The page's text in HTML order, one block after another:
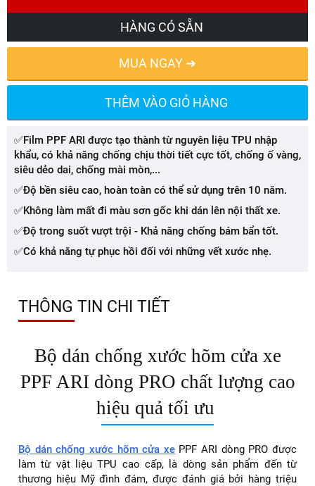
HÀNG CÓ SẴN
MUA NGAY ➜
THÊM VÀO GIỎ HÀNG
✅Film PPF ARI được tạo thành từ nguyên liệu TPU nhập
khẩu, có khả năng chống chịu thời tiết cực tốt, chống ố vàng,
siêu dẻo dai, chống mài mòn,...
✅Độ bền siêu cao, hoàn toàn có thể sử dụng trên 10 năm.
✅Không làm mất đi màu sơn gốc khi dán lên nội thất xe.
✅Độ trong suốt vượt trội - Khả năng chống bám bẩn tốt.
✅Có khả năng tự phục hồi đối với những vết xước nhẹ.
THÔNG TIN CHI TIẾT
Bộ dán chống xước hõm cửa xe
PPF ARI dòng PRO chất lượng cao
hiệu quả tối ưu
Bộ dán chống xước hõm cửa xePPF ARI dòng PRO được
làm từ vật liệu TPU cao cấp, là dòng sản phẩm đến từ
thương hiệu Mỹ đình đám, được đánh giá bởi hàng triệu